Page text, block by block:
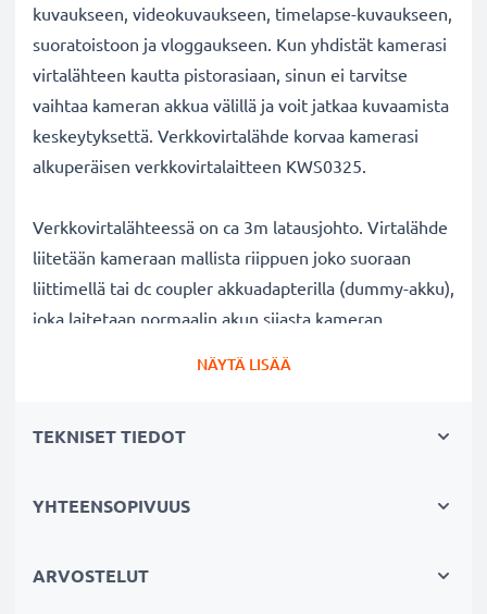
kuvaukseen, videokuvaukseen, timelapse-kuvaukseen,
suoratoistoon ja vloggaukseen. Kun yhdistät kamerasi
virtalähteen kautta pistorasiaan, sinun ei tarvitse
vaihtaa kameran akkua välillä ja voit jatkaa kuvaamista
keskeytyksettä. Verkkovirtalähde korvaa kamerasi
alkuperäisen verkkovirtalaitteen KWS0325.
Verkkovirtalähteessä on ca 3m latausjohto. Virtalähde
liitetään kameraan mallista riippuen joko suoraan
liittimellä tai dc coupler akkuadapterilla (dummy-akku),
joka laitetaan normaalin akun sijasta kameran
Verkkovirtalähde Kodak kameraan:
verkkovirran kautta - pitkäkestoiseen valo- tai
NÄYTÄ LISÄÄ
TEKNISET TIEDOT
YHTEENSOPIVUUS
ARVOSTELUT